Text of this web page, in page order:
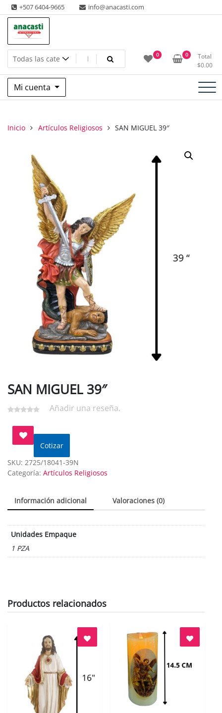
Saltar
al
contenido
+507 6404-9665 info@anacasti.com
Anacasti Internacional SA
Ventas de productos al por mayor de flores y plantas. juguetes,
navidad, religioso y adornos
0 0
Total
$0.00
Mi cuenta
Inicio Artículos Religiosos SAN MIGUEL 39″
SAN MIGUEL 39″
Añadir una reseña.
Cotizar
SKU: 2725/18041-39N
Categoría: Artículos Religiosos
Información adicional Valoraciones (0)
Unidades Empaque
1 PZA
Productos relacionados